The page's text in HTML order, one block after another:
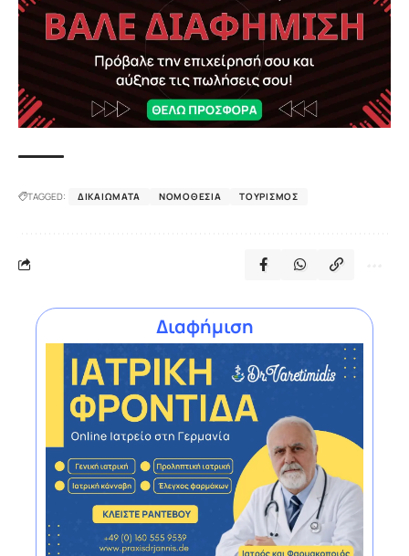
TAGGED: ΔΙΚΑΙΏΜΑΤΑ ΝΟΜΟΘΕΣΊΑ ΤΟΥΡΙΣΜΌΣ
Διαφήμιση